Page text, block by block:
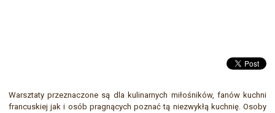
Warsztaty przeznaczone są dla kulinarnych miłośników, fanów kuchni
francuskiej jak i osób pragnących poznać tą niezwykłą kuchnię. Osoby